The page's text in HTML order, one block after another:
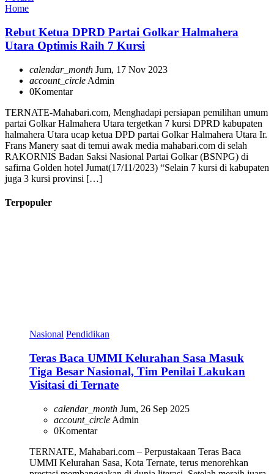
Home
Rebut Ketua DPRD Partai Golkar Halmahera
Utara Optimis Raih 7 Kursi
calendar_month Jum, 17 Nov 2023
account_circle Admin
0Komentar
TERNATE-Mahabari.com, Menghadapi persiapan pemilihan umum
partai Golkar Halmahera Utara tergetkan 7 kursi DPRD kabupaten
halmahera Utara ucap ketua DPD partai Golkar Halmahera Utara Ir.
Frans Manery saat di temui awak media mahabari.com di selah
RAKORNIS Badan Saksi Nasional Partai Golkar (BSNPG) di
safirna Golden hotel Jumat(17/11/2023) “Selain 7 kursi di kabupaten
juga 3 kursi provinsi […]
Terpopuler
Nasional Pendidikan
Teras Baca UMMI Kelurahan Sasa Masuk
Tiga Besar Nasional, Tim Penilai Lakukan
Visitasi di Ternate
calendar_month Jum, 26 Sep 2025
account_circle Admin
0Komentar
TERNATE, Mahabari.com – Perpustakaan Teras Baca
UMMI Kelurahan Sasa, Kota Ternate, terus menorehkan